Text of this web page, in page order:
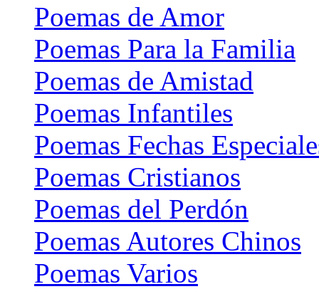
Poemas de Amor
Poemas Para la Familia
Poemas de Amistad
Poemas Infantiles
Poemas Fechas
Poemas Cristianos
Poemas del Perdón
Poemas Autores Chinos
Poemas Varios